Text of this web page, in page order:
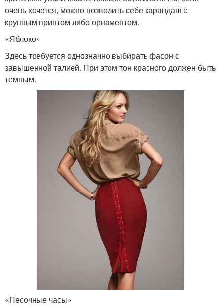
очень хочется, можно позволить себе карандаш с
крупным принтом либо орнаментом.
«Яблоко»
Здесь требуется однозначно выбирать фасон с
завышенной талией. При этом тон красного должен быть
тёмным.
«Песочные часы»